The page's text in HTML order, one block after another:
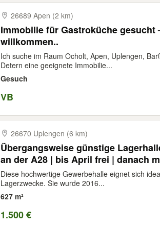
26689 Apen (2 km)
Immobilie für Gastroküche gesucht
willkommen..
Ich suche im Raum Ocholt, Apen, Uplengen,
Detern eine geeignete Immobilie...
Gesuch
VB
26670 Uplengen (6 km)
Übergangsweise günstige
an der A28 | bis April frei | danach
Diese hochwertige Gewerbehalle eignet sich
Lagerzwecke. Sie wurde 2016...
627 m²
1.500 €